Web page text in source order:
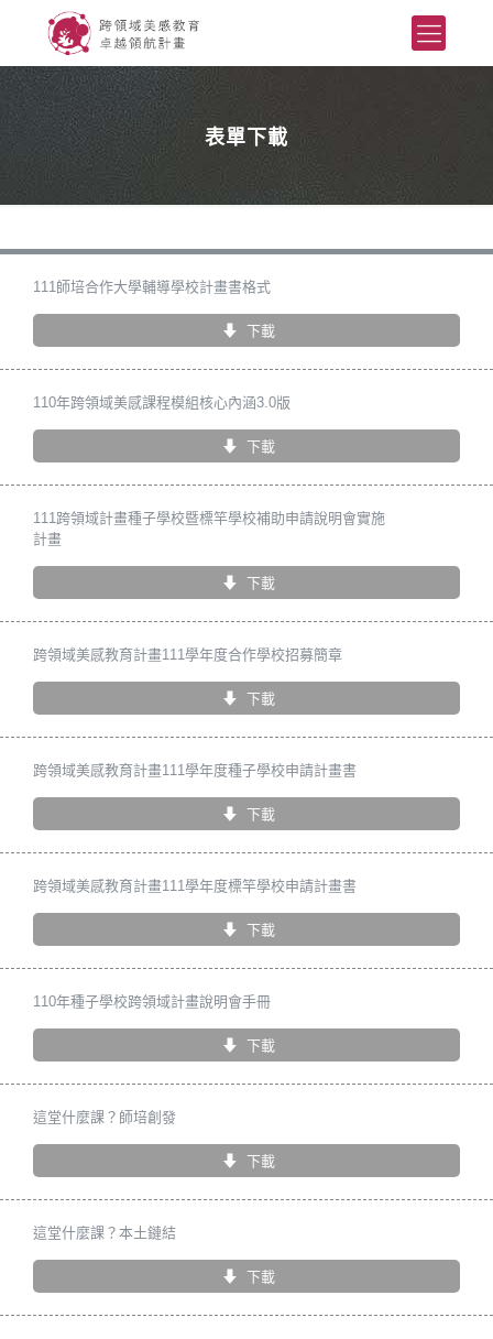
表單下載
111師培合作大學輔導學校計畫書格式
下載
110年跨領域美感課程模組核心內涵3.0版
下載
111跨領域計畫種子學校暨標竿學校補助申請說明會實施
計畫
下載
跨領域美感教育計畫111學年度合作學校招募簡章
下載
跨領域美感教育計畫111學年度種子學校申請計畫書
下載
跨領域美感教育計畫111學年度標竿學校申請計畫書
下載
110年種子學校跨領域計畫說明會手冊
下載
這堂什麼課？師培創發
下載
這堂什麼課？本土鏈結
下載